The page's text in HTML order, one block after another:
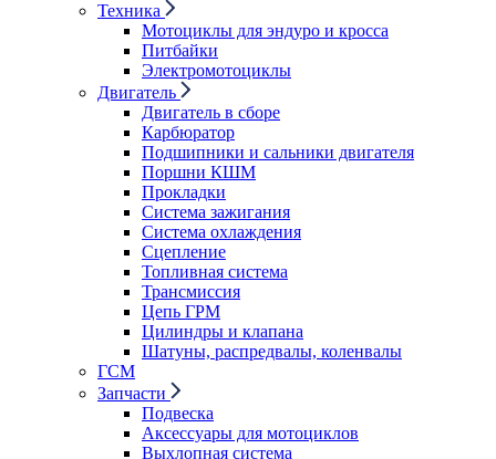
Техника
Мотоциклы для эндуро и кросса
Питбайки
Электромотоциклы
Двигатель
Двигатель в сборе
Карбюратор
Подшипники и сальники двигателя
Поршни КШМ
Прокладки
Система зажигания
Система охлаждения
Сцепление
Топливная система
Трансмиссия
Цепь ГРМ
Цилиндры и клапана
Шатуны, распредвалы, коленвалы
ГСМ
Запчасти
Подвеска
Аксессуары для мотоциклов
Выхлопная система